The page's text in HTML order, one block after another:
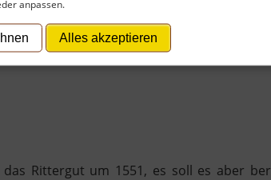
anpassen.
Alles akzeptieren(Leipziger
Rittergut um 1551, es soll es aber